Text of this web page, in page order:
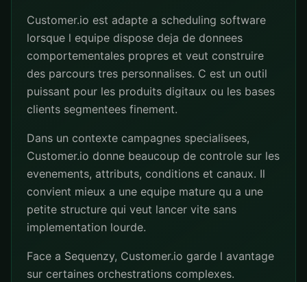
Customer.io est adapte a scheduling software
lorsque l equipe dispose deja de donnees
comportementales propres et veut construire
des parcours tres personnalises. C est un outil
puissant pour les produits digitaux ou les bases
clients segmentees finement.
Dans un contexte campagnes specialisees,
Customer.io donne beaucoup de controle sur les
evenements, attributs, conditions et canaux. Il
convient mieux a une equipe mature qu a une
petite structure qui veut lancer vite sans
implementation lourde.
Face a Sequenzy, Customer.io garde l avantage
sur certaines orchestrations complexes.